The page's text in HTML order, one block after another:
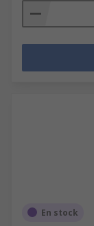
En stock